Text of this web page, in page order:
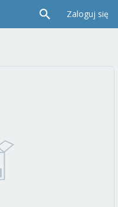
Zaloguj się